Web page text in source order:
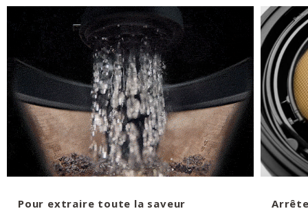
Pour extraire toute la saveur